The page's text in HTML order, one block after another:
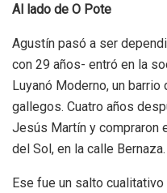
Al lado de O Pote
Agustín pasó a ser
con 29 años- entró en la
Luyanó Moderno, un
gallegos. Cuatro años
Jesús Martín y compraron
del Sol, en la calle Bernaza.
Ese fue un salto